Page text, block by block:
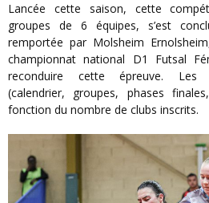
Lancée cette saison, cette compétition, organisée en deux
groupes de 6 équipes, s’est
remportée par Molsheim
championnat national D1 Futsal
reconduire cette épreuve. Les
(calendrier, groupes, phases
fonction du nombre de clubs inscrits.